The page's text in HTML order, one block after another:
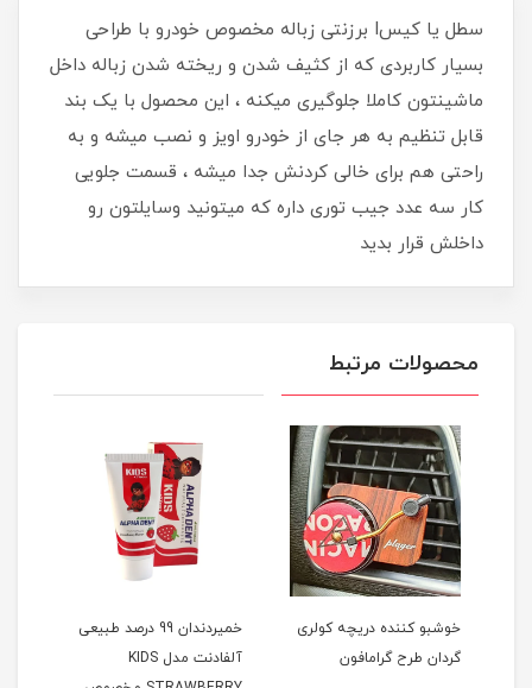
سطل یا کیسI برزنتی زباله مخصوص خودرو با طراحی
بسیار کاربردی که از کثیف شدن و ریخته شدن زباله داخل
ماشینتون کاملا جلوگیری میکنه ، این محصول با یک بند
قابل تنظیم به هر جای از خودرو اویز و نصب میشه و به
راحتی هم برای خالی کردنش جدا میشه ، قسمت جلویی
کار سه عدد جیب توری داره که میتونید وسایلتون رو
داخلش قرار بدید
محصولات مرتبط
خوشبو کننده دریچه کولری
گردان طرح گرامافون
خمیردندان 99 درصد طبیعی
آلفادنت مدل KIDS